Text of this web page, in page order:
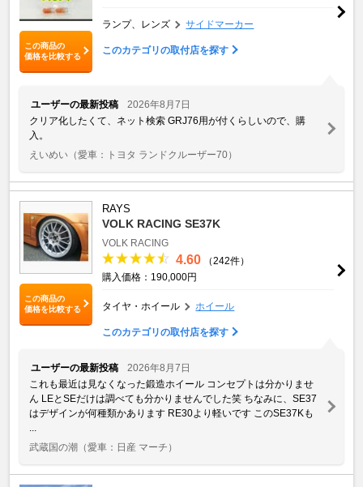
この商品の
価格を比較する
ランプ、レンズ サイドマーカー
このカテゴリの取付店を探す
ユーザーの最新投稿
2026年8月7日
クリア化したくて、ネット検索 GRJ76用が付くらしいので、購
入。
えいめい （愛車：トヨタ ランドクルーザー70）
この商品の
価格を比較する
RAYS
VOLK RACING SE37K
VOLK RACING
4.60
（242件）
購入価格：190,000円
タイヤ・ホイール ホイール
このカテゴリの取付店を探す
ユーザーの最新投稿
2026年8月7日
これも最近は見なくなった鍛造ホイール コンセプトは分かりませ
ん LEとSEだけは調べても分かりませんでした笑 ちなみに、SE37
はデザインが何種類かあります RE30より軽いです このSE37Kも
武蔵国の潮 （愛車：日産 マーチ）